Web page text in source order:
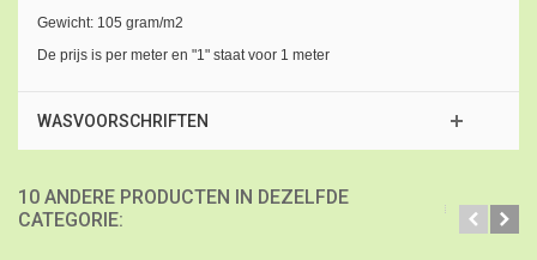
Gewicht: 105 gram/m2
De prijs is per meter en "1" staat voor 1 meter
WASVOORSCHRIFTEN
10 ANDERE PRODUCTEN IN DEZELFDE
CATEGORIE: